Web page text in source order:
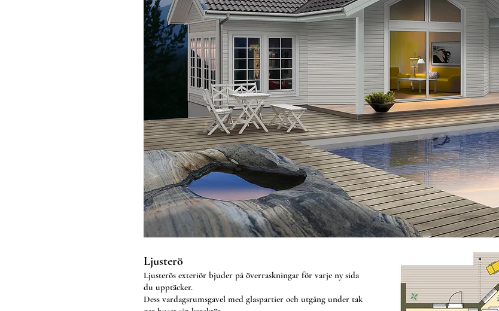
Ljusterö
Ljusterös exteriör bjuder på överraskningar för varje ny sida
du upptäcker.
Dess vardagsrumsgavel med glaspartier och utgång under tak